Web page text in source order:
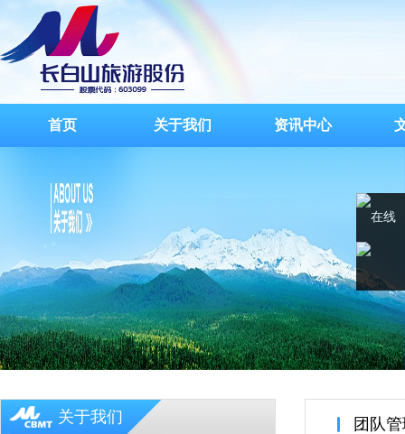
首页 关于我们 资讯中心
关于我们 团队
在线